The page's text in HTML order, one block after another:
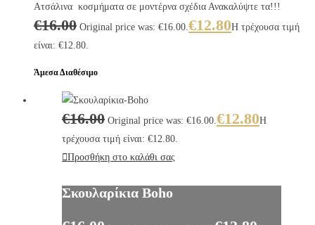
Ατσάλινα κοσμήματα σε μοντέρνα σχέδια Ανακαλύψτε τα!!!
€16.00 Original price was: €16.00. €12.80Η τρέχουσα τιμή
είναι: €12.80.
Άμεσα Διαθέσιμο
€16.00 Original price was: €16.00. €12.80Η
τρέχουσα τιμή είναι: €12.80.
Προσθήκη στο καλάθι σας
Σκουλαρίκια Boho